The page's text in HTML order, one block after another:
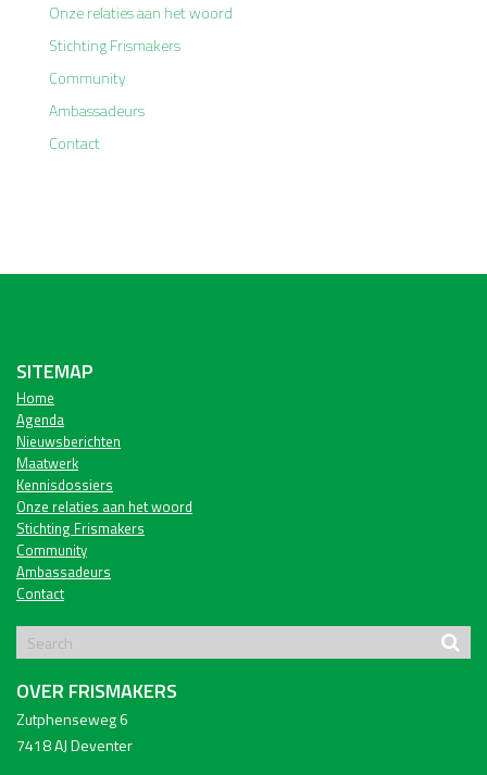
Onze relaties aan het woord
Stichting Frismakers
Community
Ambassadeurs
Contact
SITEMAP
Home
Agenda
Nieuwsberichten
Maatwerk
Kennisdossiers
Onze relaties aan het woord
Stichting Frismakers
Community
Ambassadeurs
Contact
OVER FRISMAKERS
Zutphenseweg 6
7418 AJ Deventer